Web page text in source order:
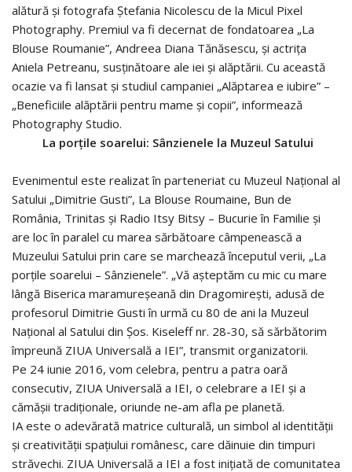
alătură și fotografa Ștefania Nicolescu de la Micul Pixel
Photography. Premiul va fi decernat de fondatoarea „La
Blouse Roumanie”, Andreea Diana Tănăsescu, și actrița
Aniela Petreanu, susținătoare ale iei și alăptării. Cu această
ocazie va fi lansat și studiul campaniei „Alăptarea e iubire” –
„Beneficiile alăptării pentru mame și copii”, informează
Photography Studio.
La porțile soarelui: Sânzienele la Muzeul Satului
Evenimentul este realizat în parteneriat cu Muzeul Național al
Satului „Dimitrie Gusti”, La Blouse Roumaine, Bun de
România, Trinitas și Radio Itsy Bitsy – Bucurie în Familie și
are loc în paralel cu marea sărbătoare câmpenească a
Muzeului Satului prin care se marchează începutul verii, „La
porțile soarelui – Sânzienele”. „Vă așteptăm cu mic cu mare
lângă Biserica maramureșeană din Dragomirești, adusă de
profesorul Dimitrie Gusti în urmă cu 80 de ani la Muzeul
Național al Satului din Șos. Kiseleff nr. 28-30, să sărbătorim
împreună ZIUA Universală a IEI”, transmit organizatorii.
Pe 24 iunie 2016, vom celebra, pentru a patra oară
consecutiv, ZIUA Universală a IEI, o celebrare a IEI și a
cămășii tradiționale, oriunde ne-am afla pe planetă.
IA este o adevărată matrice culturală, un simbol al identității
și creativității spațiului românesc, care dăinuie din timpuri
străvechi. ZIUA Universală a IEI a fost inițiată de comunitatea